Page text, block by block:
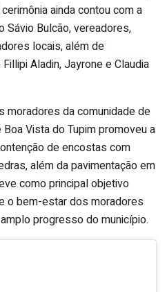
ainda contou com a
Bulcão, vereadores,
locais, além de
Aladin, Jayrone e Claudia
da comunidade de
Vista do Tupim promoveu a
de encostas com
além da pavimentação em
como principal objetivo
o bem-estar dos moradores
progresso do município.